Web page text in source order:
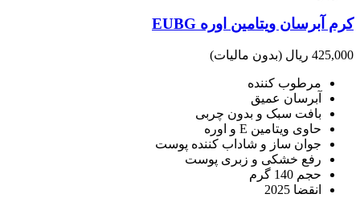
کرم آبرسان ویتامین اوره EUBG
425,000 ریال (بدون مالیات)
مرطوب کننده
آبرسان عمیق
بافت سبک و بدون چربی
حاوی ویتامین E و اوره
جوان ساز و شاداب کننده پوست
رفع خشکی و زبری پوست
حجم 140 گرم
انقضا 2025